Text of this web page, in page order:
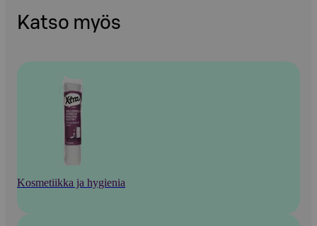
Katso myös
Kosmetiikka ja hygienia